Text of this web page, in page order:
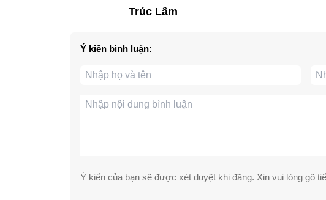
Trúc Lâm
Ý kiến bình luận:
Ý kiến của bạn sẽ được xét duyệt khi đăng. Xin vui lòng gõ